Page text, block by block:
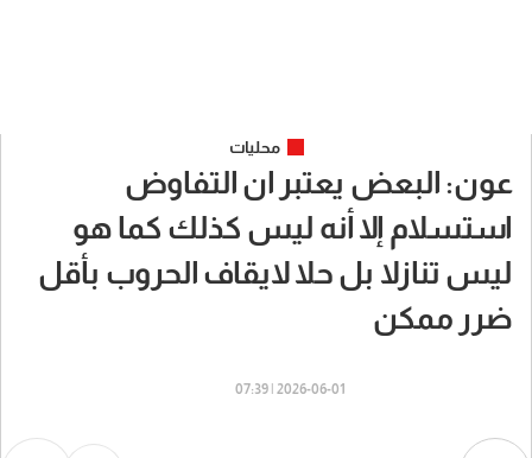
محليات
عون: البعض يعتبر ان التفاوض
استسلام إلا أنه ليس كذلك كما هو
ليس تنازلا بل حلا لايقاف الحروب بأقل
ضرر ممكن
2026-06-01 | 07:39